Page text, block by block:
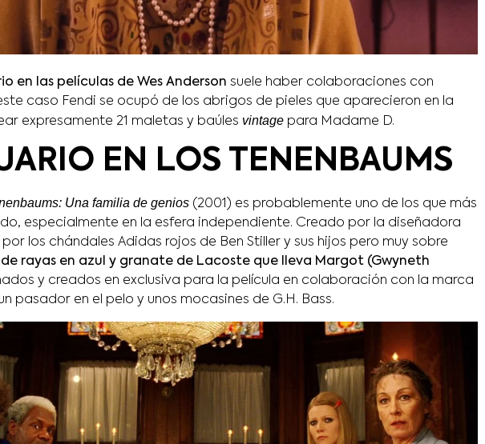
en las películas de Wes Anderson suele haber colaboraciones con
caso Fendi se ocupó de los abrigos de pieles que aparecieron en la
expresamente 21 maletas y baúles vintage para Madame D.
EN LOS TENENBAUMS
Una familia de genios (2001) es probablemente uno de los que más
especialmente en la esfera independiente. Creado por la diseñadora
los chándales Adidas rojos de Ben Stiller y sus hijos pero muy sobre
rayas en azul y granate de Lacoste que lleva Margot (Gwyneth
y creados en exclusiva para la película en colaboración con la marca
pasador en el pelo y unos mocasines de G.H. Bass.